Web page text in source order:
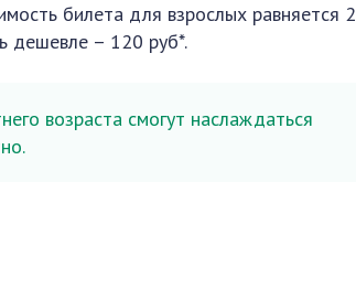
билета для взрослых равняется
дешевле – 120 руб*.
возраста смогут наслаждаться